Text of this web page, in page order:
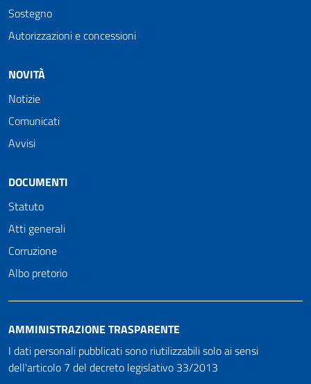
Sostegno
Autorizzazioni e concessioni
NOVITÀ
Notizie
Comunicati
Avvisi
DOCUMENTI
Statuto
Atti generali
Corruzione
Albo pretorio
AMMINISTRAZIONE TRASPARENTE
I dati personali pubblicati sono riutilizzabili solo ai sensi
dell'articolo 7 del decreto legislativo 33/2013